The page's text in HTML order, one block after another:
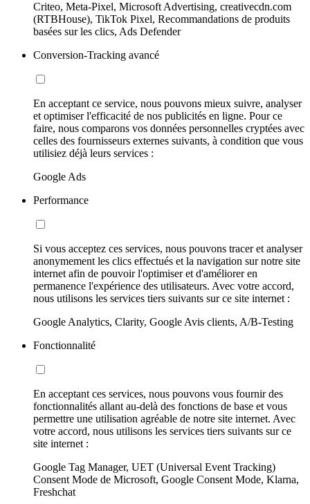
Criteo, Meta-Pixel, Microsoft Advertising, creativecdn.com
(RTBHouse), TikTok Pixel, Recommandations de produits
basées sur les clics, Ads Defender
Conversion-Tracking avancé
En acceptant ce service, nous pouvons mieux suivre, analyser
et optimiser l'efficacité de nos publicités en ligne. Pour ce
faire, nous comparons vos données personnelles cryptées avec
celles des fournisseurs externes suivants, à condition que vous
utilisiez déjà leurs services :
Google Ads
Performance
Si vous acceptez ces services, nous pouvons tracer et analyser
anonymement les clics effectués et la navigation sur notre site
internet afin de pouvoir l'optimiser et d'améliorer en
permanence l'expérience des utilisateurs. Avec votre accord,
nous utilisons les services tiers suivants sur ce site internet :
Google Analytics, Clarity, Google Avis clients, A/B-Testing
Fonctionnalité
En acceptant ces services, nous pouvons vous fournir des
fonctionnalités allant au-delà des fonctions de base et vous
permettre une utilisation agréable de notre site internet. Avec
votre accord, nous utilisons les services tiers suivants sur ce
site internet :
Google Tag Manager, UET (Universal Event Tracking)
Consent Mode de Microsoft, Google Consent Mode, Klarna,
Freshchat